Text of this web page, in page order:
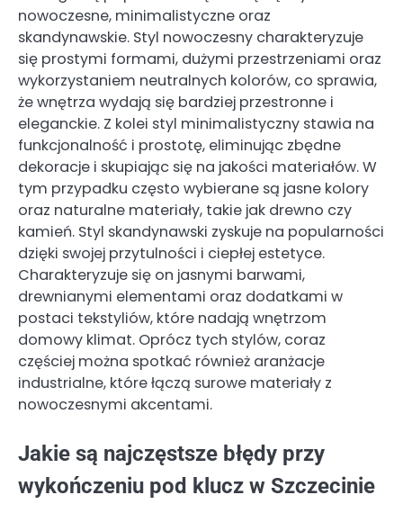
nowoczesne, minimalistyczne oraz
skandynawskie. Styl nowoczesny charakteryzuje
się prostymi formami, dużymi przestrzeniami oraz
wykorzystaniem neutralnych kolorów, co sprawia,
że wnętrza wydają się bardziej przestronne i
eleganckie. Z kolei styl minimalistyczny stawia na
funkcjonalność i prostotę, eliminując zbędne
dekoracje i skupiając się na jakości materiałów. W
tym przypadku często wybierane są jasne kolory
oraz naturalne materiały, takie jak drewno czy
kamień. Styl skandynawski zyskuje na popularności
dzięki swojej przytulności i ciepłej estetyce.
Charakteryzuje się on jasnymi barwami,
drewnianymi elementami oraz dodatkami w
postaci tekstyliów, które nadają wnętrzom
domowy klimat. Oprócz tych stylów, coraz
częściej można spotkać również aranżacje
industrialne, które łączą surowe materiały z
nowoczesnymi akcentami.
Jakie są najczęstsze błędy przy
wykończeniu pod klucz w Szczecinie